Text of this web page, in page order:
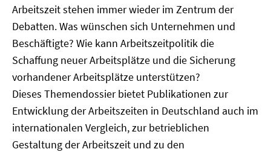
Arbeitszeit stehen immer wieder im Zentrum der
Debatten. Was wünschen sich Unternehmen und
Beschäftigte? Wie kann Arbeitszeitpolitik die
Schaffung neuer Arbeitsplätze und die Sicherung
vorhandener Arbeitsplätze unterstützen?
Dieses Themendossier bietet Publikationen zur
Entwicklung der Arbeitszeiten in Deutschland auch im
internationalen Vergleich, zur betrieblichen
Gestaltung der Arbeitszeit und zu den